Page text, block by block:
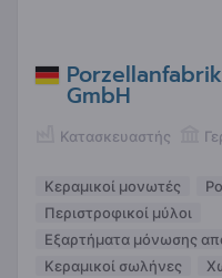
GmbH
Κατασκευαστής
Κεραμικοί μονωτές
Περιστροφικοί μύλοι
Εξαρτήματα μόνωσης
Κεραμικοί σωλήνες